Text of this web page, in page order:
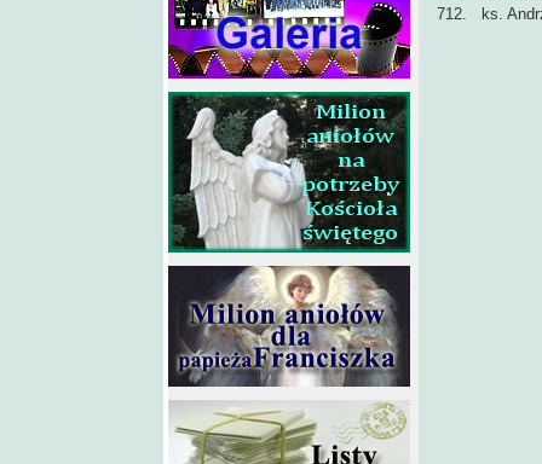
712. ks.